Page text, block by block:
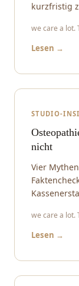
kurzfristig
we care a lot.
Lesen →
STUDIO-
nicht
Vier
we care a lot.
Lesen →